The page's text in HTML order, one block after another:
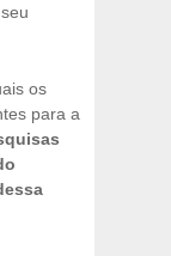
os
para a